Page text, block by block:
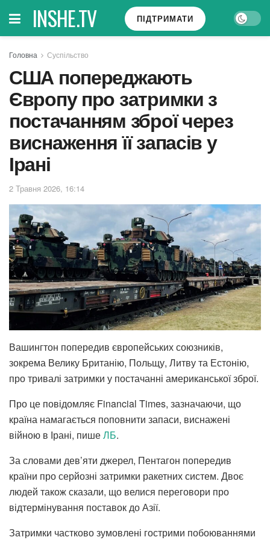
INSHE.TV ПІДТРИМАТИ
Головна Суспільство
США попереджають
Європу про затримки з
постачанням зброї через
виснаження її запасів у
Ірані
2 Травня 2026, 16:14
Вашингтон попередив європейських союзників,
зокрема Велику Британію, Польщу, Литву та Естонію,
про тривалі затримки у постачанні американської зброї.
Про це повідомляє Financial Times, зазначаючи, що
країна намагається поповнити запаси, виснажені
війною в Ірані, пишеЛБ.
За словами дев’яти джерел, Пентагон попередив
країни про серйозні затримки ракетних систем. Двоє
людей також сказали, що велися переговори про
відтермінування поставок до Азії.
Затримки частково зумовлені гострими побоюваннями